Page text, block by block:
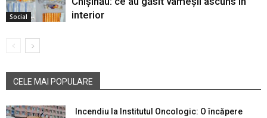
Social
interior
CELE MAI POPULARE
Incendiu la Institutul Oncologic: O încăpere